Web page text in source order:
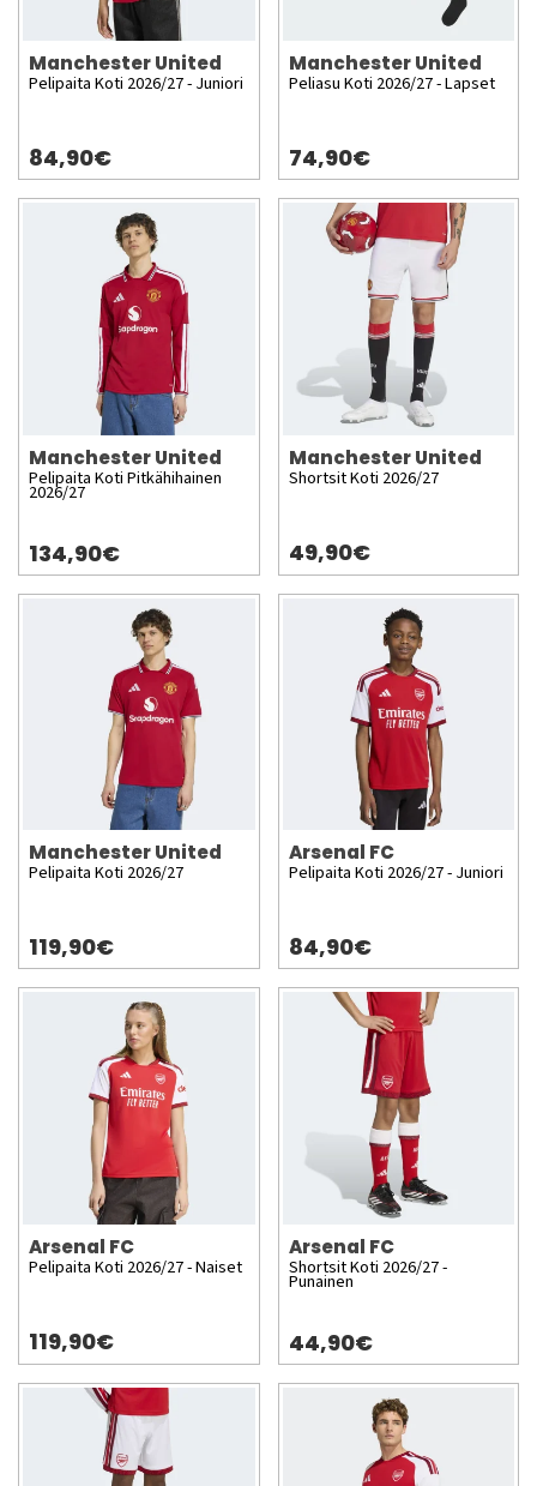
Manchester United
Pelipaita Koti 2026/27 - Juniori
84,90€
Manchester United
Peliasu Koti 2026/27 - Lapset
74,90€
Manchester United
Pelipaita Koti Pitkähihainen
2026/27
134,90€
Manchester United
Shortsit Koti 2026/27
49,90€
Manchester United
Pelipaita Koti 2026/27
119,90€
Arsenal FC
Pelipaita Koti 2026/27 - Juniori
84,90€
Arsenal FC
Pelipaita Koti 2026/27 - Naiset
119,90€
Arsenal FC
Shortsit Koti 2026/27 -
Punainen
44,90€